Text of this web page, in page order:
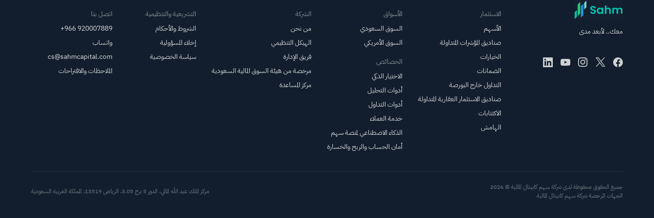
معك.. لأبعد مدى
الاستثمار
الأسهم
صناديق المؤشرات المتداولة
الخيارات
الضمانات
التداول خارج البورصة
صناديق الاستثمار العقارية المتداولة
الاكتتابات
الهامش
الأسواق
السوق السعودي
السوق الأمريكي
الخصائص
الاختيار الذكي
أدوات التحليل
أدوات التداول
خدمة العملاء
الذكاء الاصطناعي لمنصة سهم
أمان الحساب والربح والخسارة
الشركة
من نحن
الهيكل التنظيمي
فريق الإدارة
مرخصة من هيئة السوق المالية السعودية
مركز المساعدة
التشريعية والتنظيمية
الشروط والأحكام
إخلاء المسؤولية
سياسة الخصوصية
اتصل بنا
+966 920007889
واتساب
cs@sahmcapital.com
الملاحظات والاقتراحات
جميع الحقوق محفوظة لدى شركة سهم كابيتال المالية © 2026
الجهات المرخصة شركة سهم كابيتال المالية
مركز الملك عبد الله المالي، الدور 5 برج 3.05، الرياض 13519، المملكة العربية السعودية